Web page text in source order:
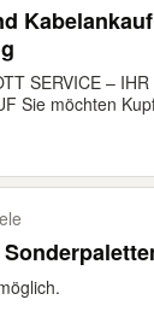
SERVICE –
Sie möchten